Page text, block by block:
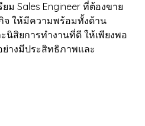
ม Sales Engineer ที่ต้องขาย
ให้มีความพร้อมทั้งด้าน
สิยการทำงานที่ดี ให้เพียงพอ
างมีประสิทธิภาพและ